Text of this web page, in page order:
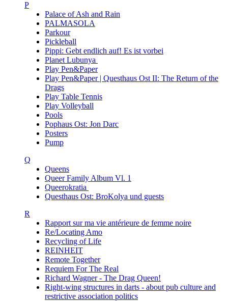
P
Palace of Ash and Rain
PALMASOLA
Parkour
Pickleball
Pippi: Gebt endlich auf! Es ist vorbei
Planet Lubunya
Play Pen&Paper
Play Pen&Paper | Questhaus Ost II: The Return of the
Drags
Play Table Tennis
Play Volleyball
Pools
Pophaus Ost: Jon Darc
Posters
Pump
Q
Queens
Queer Family Album Vl. 1
Queerokratia
Questhaus Ost: BroKolya und guests
R
Rapport sur ma vie antérieure de femme noire
Re/Locating Amo
Recycling of Life
REINHEIT
Remote Together
Requiem For The Real
Richard Wagner - The Drag Queen!
Right-wing structures in darts - about pub culture and
restrictive association politics